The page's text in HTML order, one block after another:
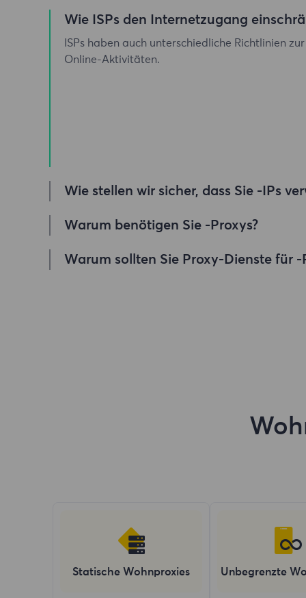
Wie ISPs den Internetzugang
ISPs haben auch unterschiedliche Richtlinien
Online-Aktivitäten.
Wie stellen wir sicher, dass Sie -IPs
unsere Kunden keine Sorgen über Ausfallzeiten
Warum benötigen Sie -Proxys?
richtig.
Warum sollten Sie Proxy-Dienste für -
Statische Wohnproxies Unbegrenzte